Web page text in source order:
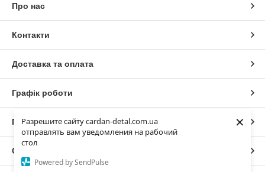
Разрешите сайту cardan-detal.com.ua
отправлять вам уведомления на рабочий
стол
Powered by SendPulse
×
Про нас
Контакти
Доставка та оплата
Графік роботи
Повна версія сайту
Сайт створено на маркетплейсі